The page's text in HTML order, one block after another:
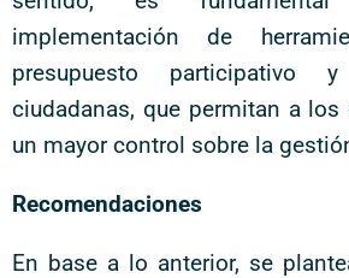
implementación de
presupuesto participativo
ciudadanas, que permitan a los
un mayor control sobre la
Recomendaciones
En base a lo anterior, se